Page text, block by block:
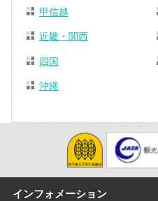
甲信越
近畿・関西
四国
沖縄
インフォメーション